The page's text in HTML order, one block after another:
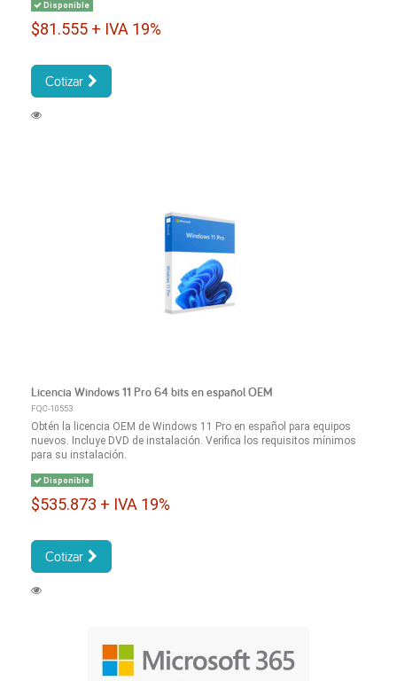
Disponible
$81.555 + IVA 19%
Cotizar
Licencia Windows 11 Pro 64 bits en español OEM
FQC-10553
Obtén la licencia OEM de Windows 11 Pro en español para equipos
nuevos. Incluye DVD de instalación. Verifica los requisitos mínimos
para su instalación.
Disponible
$535.873 + IVA 19%
Cotizar